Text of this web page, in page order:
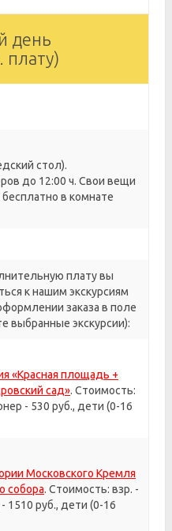
день
плату)
стол).
до 12:00 ч. Свои вещи
в комнате
плату вы
к нашим экскурсиям
заказа в поле
выбранные экскурсии):
«Красная площадь +
сад». Стоимость:
- 530 руб., дети (0-16
Московского Кремля
собора. Стоимость: взр. -
1510 руб., дети (0-16